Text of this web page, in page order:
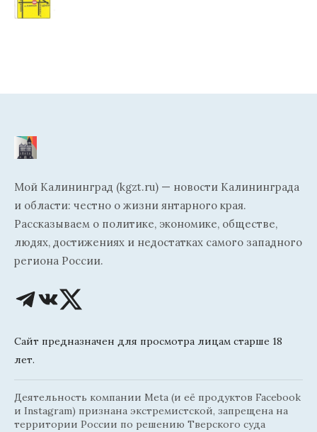
Мой Калининград (kgzt.ru) — новости Калининграда
и области: честно о жизни янтарного края.
Рассказываем о политике, экономике, обществе,
людях, достижениях и недостатках самого западного
региона России.
Сайт предназначен для просмотра лицам старше 18
лет.
Деятельность компании Meta (и её продуктов Facebook
и Instagram) признана экстремистской, запрещена на
территории России по решению Тверского суда